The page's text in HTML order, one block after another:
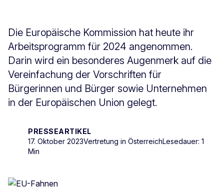
Die Europäische Kommission hat heute ihr
Arbeitsprogramm für 2024 angenommen.
Darin wird ein besonderes Augenmerk auf die
Vereinfachung der Vorschriften für
Bürgerinnen und Bürger sowie Unternehmen
in der Europäischen Union gelegt.
PRESSEARTIKEL
17. Oktober 2023Vertretung in ÖsterreichLesedauer: 1
Min